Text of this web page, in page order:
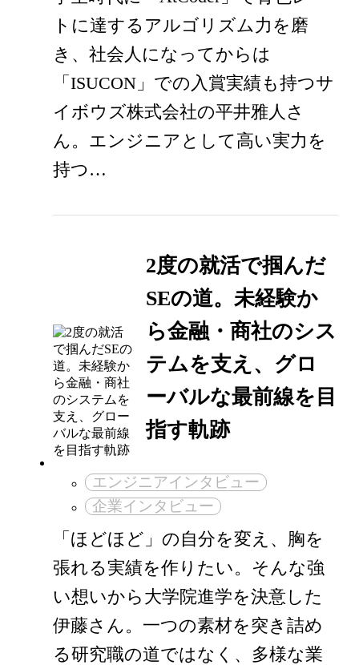
トに達するアルゴリズム力を磨
き、社会人になってからは
「ISUCON」での入賞実績も持つサ
イボウズ株式会社の平井雅人さ
ん。エンジニアとして高い実力を
持つ…
2度の就活で掴んだ
SEの道。未経験か
ら金融・商社のシス
テムを支え、グロ
ーバルな最前線を目
指す軌跡
エンジニアインタビュー
企業インタビュー
「ほどほど」の自分を変え、胸を
張れる実績を作りたい。そんな強
い想いから大学院進学を決意した
伊藤さん。一つの素材を突き詰め
る研究職の道ではなく、多様な業